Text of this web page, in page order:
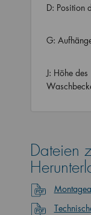
D: Position
G:
J: Höhe des
Dateien